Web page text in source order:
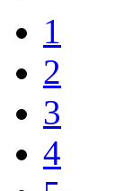
1
2
3
4